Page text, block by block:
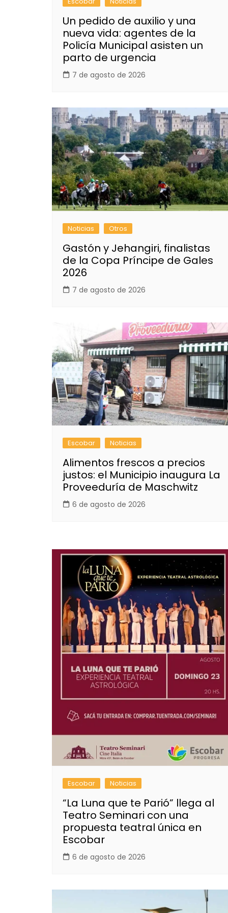
Un pedido de auxilio y una
nueva vida: agentes de la
Policía Municipal asisten un
parto de urgencia
7 de agosto de 2026
Noticias Otros
Gastón y Jehangiri, finalistas
de la Copa Príncipe de Gales
2026
7 de agosto de 2026
Escobar Noticias
Alimentos frescos a precios
justos: el Municipio inaugura La
Proveeduría de Maschwitz
6 de agosto de 2026
Escobar Noticias
“La Luna que te Parió” llega al
Teatro Seminari con una
propuesta teatral única en
Escobar
6 de agosto de 2026